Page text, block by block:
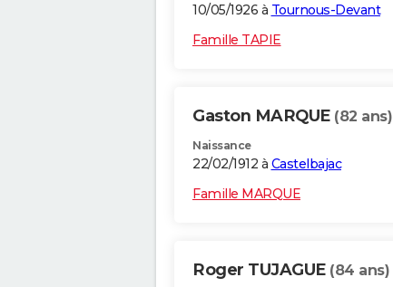
10/05/1926 à Tournous-Devant
Famille TAPIE
Gaston MARQUE (82 ans)
Naissance
22/02/1912 à Castelbajac
Famille MARQUE
Roger TUJAGUE (84 ans)